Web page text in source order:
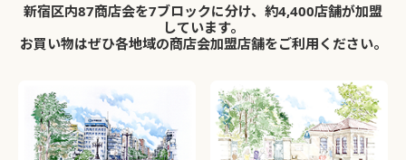
新宿区内87商店会を7ブロックに分け、約4,400店舗が加盟
しています。
お買い物はぜひ各地域の商店会加盟店舗をご利用ください。